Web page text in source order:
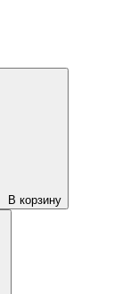
В корзину